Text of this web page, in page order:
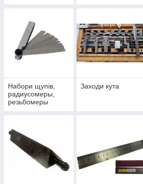
Набори щупів,
радиусомеры,
резьбомеры
Заходи кута